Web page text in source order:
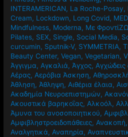
INTERAMERICAN, La Roche-Posay,
Cream, Lockdown, Long Covid,
Mindfulness, Moderna, Mε
Pilates, SEX, Single, Social Media,
curcumin, Sputnik-V, SYMMETRIA,
Beauty Center,Vegan,Vegetarian,
Άγγιγμα,Αγκαλιά,Άγχος,Αγχώδεις
Αέρας,Αερόβια Άσκηση,
Άθληση,Άθληψη,Αιθέρια έλαια,
Ακαδημία Νευροεπιστημών,
Ακουστικά βαρηκοΐας,Αλκοόλ,
Άμυνα του ανοσοποιητικού,
Αμφιβληστροειδοπάθειες,Ανακοπή
Αναλγητικά,Αναπηρία,